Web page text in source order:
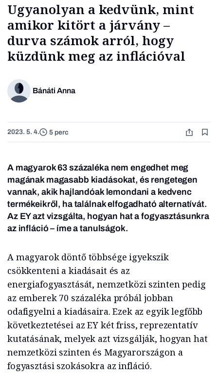
Ugyanolyan a kedvünk, mint
amikor kitört a járvány –
durva számok arról, hogy
küzdünk meg az inflációval
Bánáti Anna
2023. 5. 4. 5 perc
A magyarok 63 százaléka nem engedhet meg
magának magasabb kiadásokat, és rengetegen
vannak, akik hajlandóak lemondani a kedvenc
termékeikről, ha találnak elfogadható alternatívát.
Az EY azt vizsgálta, hogyan hat a fogyasztásunkra
az infláció – íme a tanulságok.
A magyarok döntő többsége igyekszik
csökkenteni a kiadásait és az
energiafogyasztását, nemzetközi szinten pedig
az emberek 70 százaléka próbál jobban
odafigyelni a kiadásaira. Ezek az egyik legfőbb
következtetései az EY két friss, reprezentatív
kutatásának, melyek azt vizsgálják, hogyan hat
nemzetközi szinten és Magyarországon a
fogyasztási szokásokra az infláció.